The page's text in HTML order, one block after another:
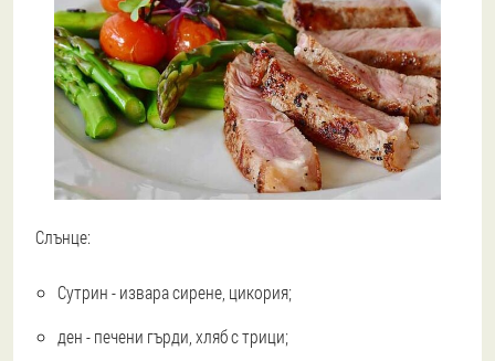
Слънце:
Сутрин - извара сирене, цикория;
ден - печени гърди, хляб с трици;